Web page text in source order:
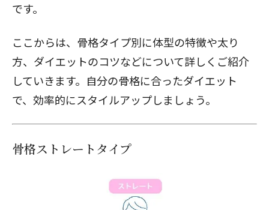
です。
ここからは、骨格タイプ別に体型の特徴や太り
方、ダイエットのコツなどについて詳しくご紹介
していきます。自分の骨格に合ったダイエット
で、効率的にスタイルアップしましょう。
骨格ストレートタイプ